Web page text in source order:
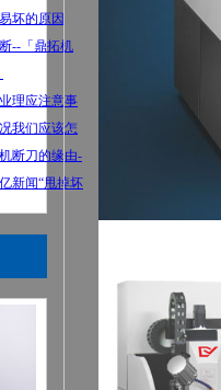
坏的原因
--「鼎拓机
理应注意事
我们应该怎
断刀的缘由-
新闻“甩掉坏